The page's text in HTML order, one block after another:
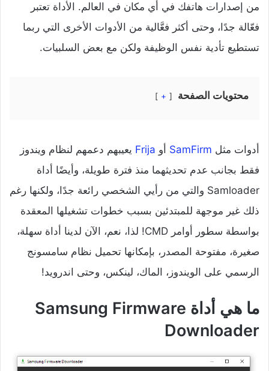
من إصدارات هاتفك في أي مكان في العالم. الأداة تعتبر
فعّالة جدًا، وحتى أكثر فعَّالية من الأدوات الأخرى التي ربما
تستطيع تأدية نفس الوظيفة ولكن مع بعض السلبيات.
محتويات الصفحة +
أدوات مثل SamFirm أو Frija يعيبهم دعمهم لنظام ويندوز
فقط بجانب عدم تحديثهما منذ فترة طويلة، وأيضًا أداة
Samloader والتي من رأيي الشخصي رائعة جدًا، ولكنها رغم
ذلك غير موجهة للمبتدئين بسبب خطوات تشغيلها المعقدة
بواسطة سطور أوامر CMD! لذا، نعم، الآن لدينا أداة سهلة،
صغيرة، مفتوحة المصدر، بإمكانها تحميل نظام سامسونج
الرسمي على الويندوز، الماك، لينكس، وحتى اندرويد!
ما هي أداة Samsung Firmware
Downloader